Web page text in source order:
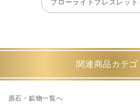
フローライトブレスレット
関連商品カテゴ
原石・鉱物一覧へ